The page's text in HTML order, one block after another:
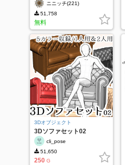
ニニッチ(221)
51,758
無料
3Dオブジェクト
3Dソファセット02
cli_pose
51,650
250 G